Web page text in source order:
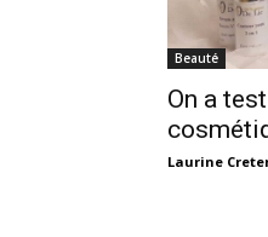
Beauté
On a
Laurine